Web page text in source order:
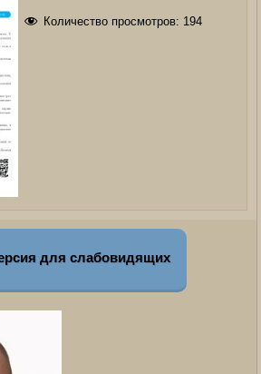
Количество просмотров: 194
для слабовидящих